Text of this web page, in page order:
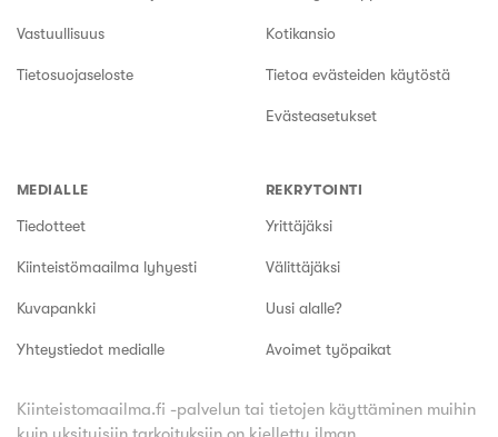
Vastuullisuus
Tietosuojaseloste
Kotikansio
Tietoa evästeiden käytöstä
Evästeasetukset
MEDIALLE
Tiedotteet
Kiinteistömaailma lyhyesti
Kuvapankki
Yhteystiedot medialle
REKRYTOINTI
Yrittäjäksi
Välittäjäksi
Uusi alalle?
Avoimet työpaikat
Kiinteistomaailma.fi -palvelun tai tietojen käyttäminen muihin